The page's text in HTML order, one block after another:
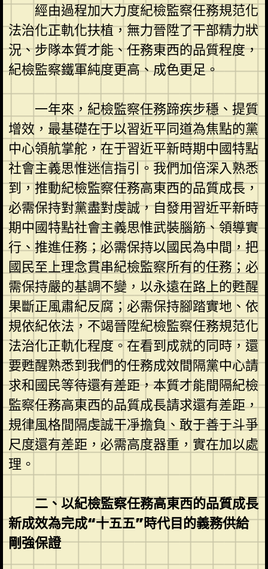
經由過程加大力度紀檢監察任務規范化
法治化正軌化扶植，無力晉陞了干部精力狀
況、步隊本質才能、任務東西的品質程度，
紀檢監察鐵軍純度更高、成色更足。
一年來，紀檢監察任務蹄疾步穩、提質
增效，最基礎在于以習近平同道為焦點的黨
中心領航掌舵，在于習近平新時期中國特點
社會主義思惟迷信指引。我們加倍深入熟悉
到，推動紀檢監察任務高東西的品質成長，
必需保持對黨盡對虔誠，自發用習近平新時
期中國特點社會主義思惟武裝腦筋、領導實
行、推進任務；必需保持以國民為中間，把
國民至上理念貫串紀檢監察所有的任務；必
需保持嚴的基調不變，以永遠在路上的甦醒
果斷正風肅紀反腐；必需保持腳踏實地、依
規依紀依法，不竭晉陞紀檢監察任務規范化
法治化正軌化程度。在看到成就的同時，還
要甦醒熟悉到我們的任務成效間隔黨中心請
求和國民等待還有差距，本質才能間隔紀檢
監察任務高東西的品質成長請求還有差距，
規律風格間隔虔誠干凈擔負、敢于善于斗爭
尺度還有差距，必需高度器重，實在加以處
理。
二、以紀檢監察任務高東西的品質成長
新成效為完成“十五五”時代目的義務供給
剛強保證